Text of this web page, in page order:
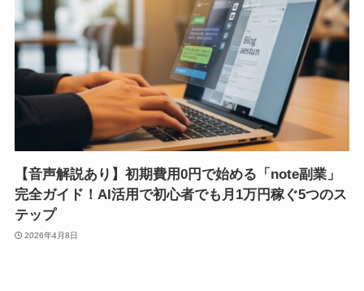
【音声解説あり】初期費用0円で始める「note副業」
完全ガイド！AI活用で初心者でも月1万円稼ぐ5つのス
テップ
2026年4月8日